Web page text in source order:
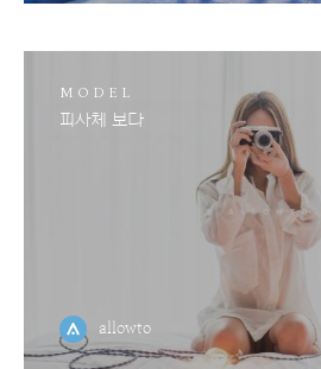
MODEL
피사체 보다
allowto